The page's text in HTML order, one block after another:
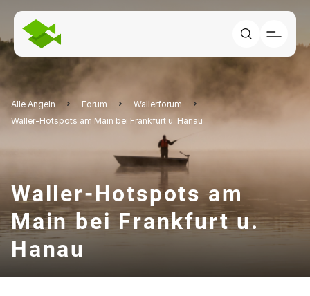
Alle Angeln Forum
Wallerforum
Waller-Hotspots am Main bei Frankfurt u. Hanau
Waller-Hotspots am
Main bei Frankfurt u.
Hanau